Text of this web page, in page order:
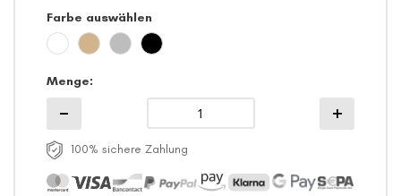
Farbe auswählen
Menge
100% sichere Zahlung